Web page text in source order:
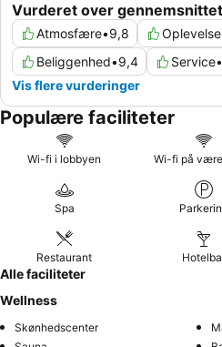
Vurderet over
Atmosfære•9,8 Oplevelse
Beliggenhed•9,4 Service•
Vis flere vurderinger
Populære faciliteter
Wi-fi i lobbyen Wi-fi på
Spa
Restaurant
Alle faciliteter
Wellness
Skønhedscenter